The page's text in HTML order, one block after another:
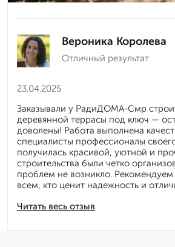
Вероника Королева
Отличный результат
23.04.2025
Читать весь отзыв
Заказывали у РадиДОМА-Смр
деревянной террасы под ключ —
доволены! Работа выполнена
специалисты профессионалы
получилась красивой, уютной и
строительства были четко
проблем не возникло.
всем, кто ценит надежность и